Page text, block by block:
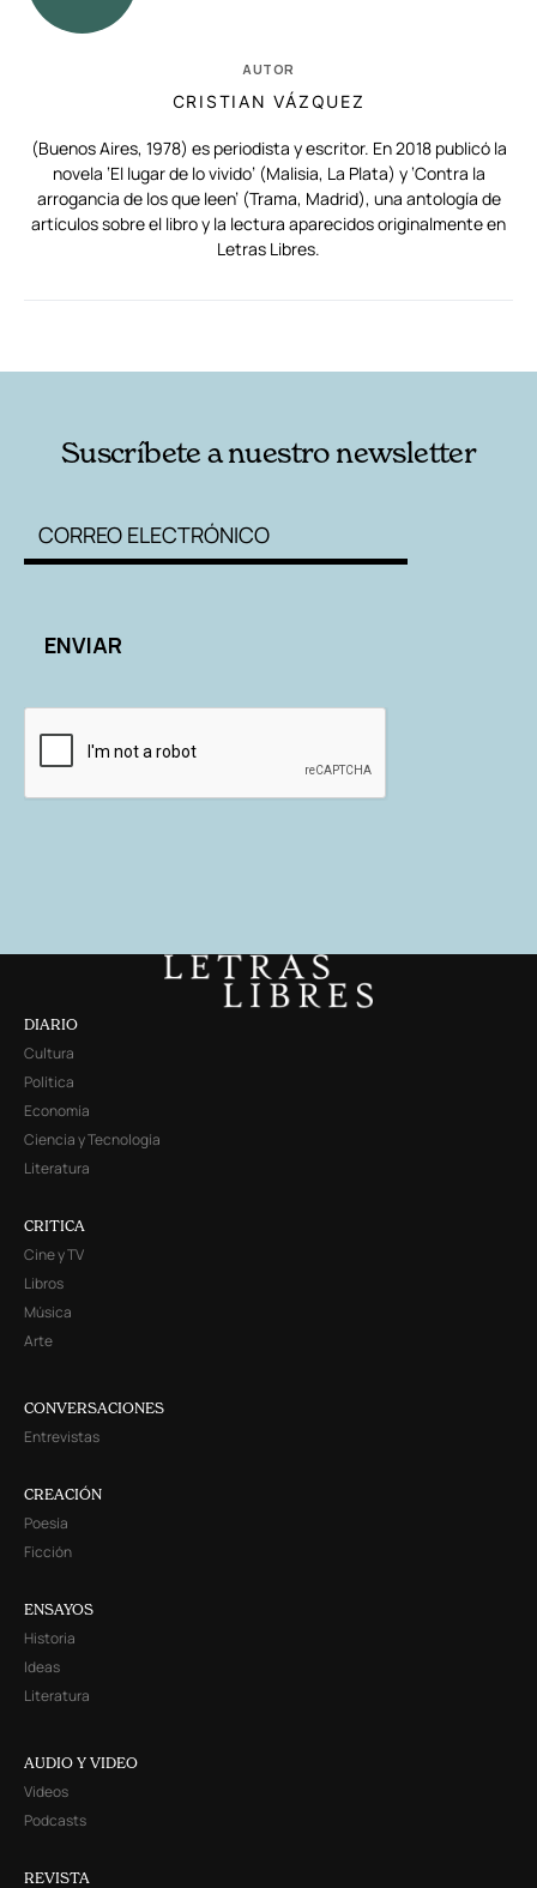
AUTOR
CRISTIAN VÁZQUEZ
(Buenos Aires, 1978) es periodista y escritor. En 2018 publicó la
novela ‘El lugar de lo vivido’ (Malisia, La Plata) y ‘Contra la
arrogancia de los que leen’ (Trama, Madrid), una antología de
artículos sobre el libro y la lectura aparecidos originalmente en
Letras Libres.
Suscríbete a nuestro newsletter
DIARIO
Cultura
Política
Economía
Ciencia y Tecnología
Literatura
CRITICA
Cine y TV
Libros
Música
Arte
CONVERSACIONES
Entrevistas
CREACIÓN
Poesía
Ficción
ENSAYOS
Historia
Ideas
Literatura
AUDIO Y VIDEO
Videos
Podcasts
REVISTA